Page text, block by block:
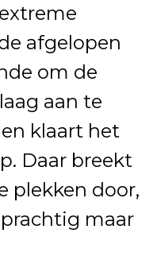
afgelopen
om de
aan te
klaart het
Daar breekt
plekken door,
maar